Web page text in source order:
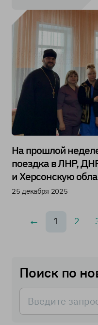
с материалом
и скачать его.
На прошлой
поездка в ЛНР,
и Херсонскую
25 декабря 2025
1 2
Поиск по